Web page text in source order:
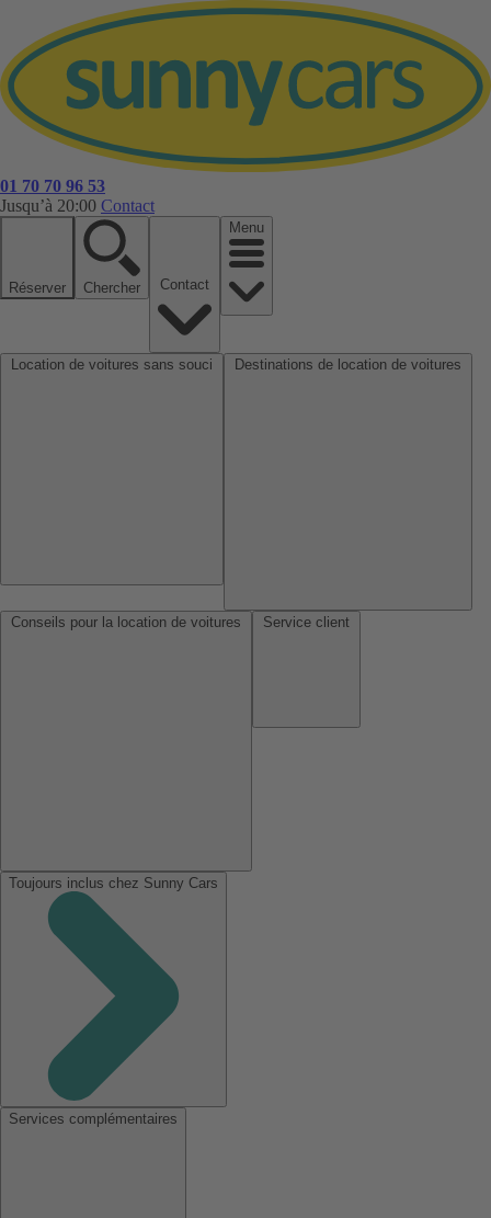
01 70 70 96 53
Jusqu’à 20:00 Contact
Réserver Chercher
Menu
Toujours inclus chez Sunny Cars
Services complémentaires